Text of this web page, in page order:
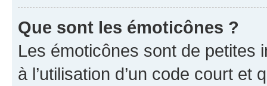
Que sont les émoticônes ?
Les émoticônes sont de petites
à l’utilisation d’un code court et